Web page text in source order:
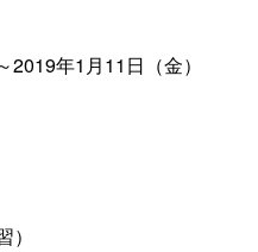
年1月11日（金）